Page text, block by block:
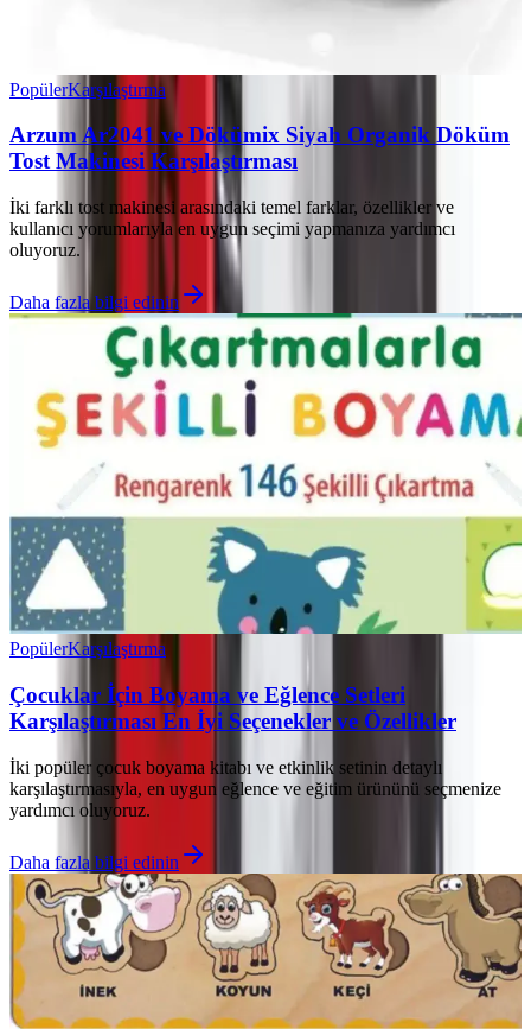
PopülerKarşılaştırma
Arzum Ar2041 ve Dökümix Siyah Organik Döküm
Tost Makinesi Karşılaştırması
İki farklı tost makinesi arasındaki temel farklar, özellikler ve
kullanıcı yorumlarıyla en uygun seçimi yapmanıza yardımcı
oluyoruz.
Daha fazla bilgi edinin
PopülerKarşılaştırma
Çocuklar İçin Boyama ve Eğlence Setleri
Karşılaştırması En İyi Seçenekler ve Özellikler
İki popüler çocuk boyama kitabı ve etkinlik setinin detaylı
karşılaştırmasıyla, en uygun eğlence ve eğitim ürününü seçmenize
yardımcı oluyoruz.
Daha fazla bilgi edinin